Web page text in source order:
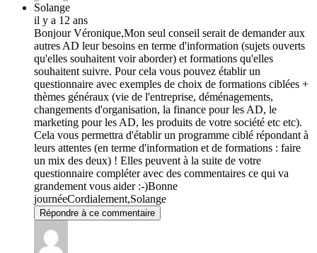
Solange
il y a 12 ans
Bonjour Véronique,Mon seul conseil serait de demander aux
autres AD leur besoins en terme d'information (sujets ouverts
qu'elles souhaitent voir aborder) et formations qu'elles
souhaitent suivre. Pour cela vous pouvez établir un
questionnaire avec exemples de choix de formations ciblées +
thèmes généraux (vie de l'entreprise, déménagements,
changements d'organisation, la finance pour les AD, le
marketing pour les AD, les produits de votre société etc etc).
Cela vous permettra d'établir un programme ciblé répondant à
leurs attentes (en terme d'information et de formations : faire
un mix des deux) ! Elles peuvent à la suite de votre
questionnaire compléter avec des commentaires ce qui va
grandement vous aider :-)Bonne
journéeCordialement,Solange
Répondre à ce commentaire